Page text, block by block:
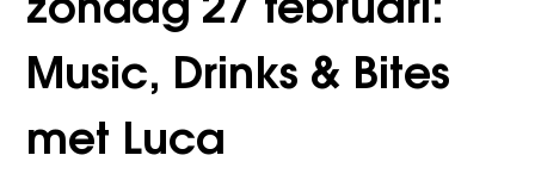
zondag 27 februari:
Music, Drinks & Bites
met Luca